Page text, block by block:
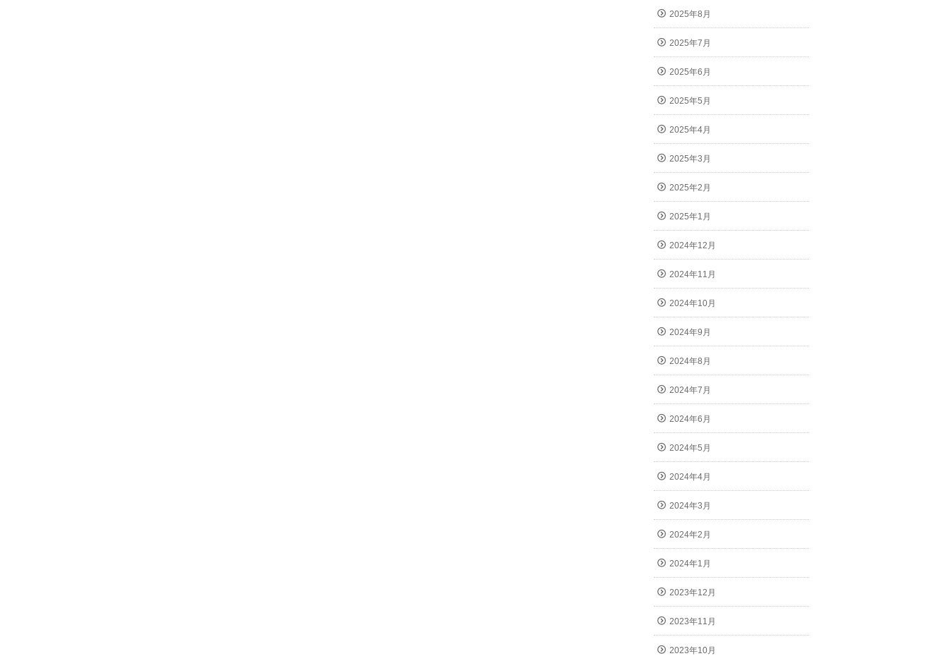
2025年8月
2025年7月
2025年6月
2025年5月
2025年4月
2025年3月
2025年2月
2025年1月
2024年12月
2024年11月
2024年10月
2024年9月
2024年8月
2024年7月
2024年6月
2024年5月
2024年4月
2024年3月
2024年2月
2024年1月
2023年12月
2023年11月
2023年10月